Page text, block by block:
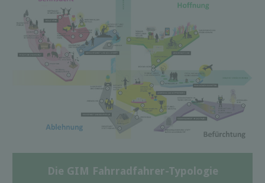
Die GIM Fahrradfahrer-Typologie